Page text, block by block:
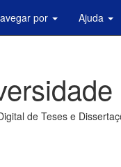
por Ajuda
de Teses e